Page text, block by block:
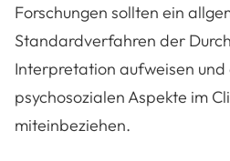
Forschungen sollten ein
Standardverfahren der
Interpretation aufweisen
psychosozialen Aspekte im
miteinbeziehen.